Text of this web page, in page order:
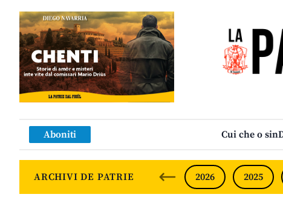
Aboniti Cui che o sin
ARCHIVI DE PATRIE 2026 2025